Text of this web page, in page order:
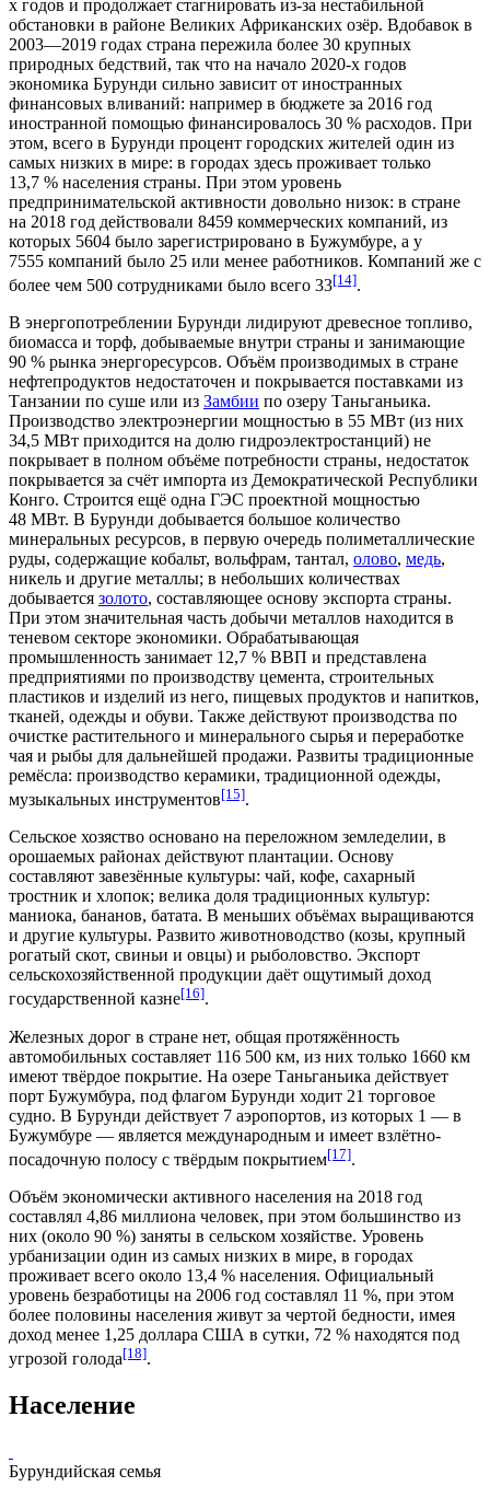
х годов и продолжает стагнировать из-за нестабильной
обстановки в районе Великих Африканских озёр. Вдобавок в
2003—2019 годах страна пережила более 30 крупных
природных бедствий, так что на начало 2020-х годов
экономика Бурунди сильно зависит от иностранных
финансовых вливаний: например в бюджете за 2016 год
иностранной помощью финансировалось 30 % расходов. При
этом, всего в Бурунди процент городских жителей один из
самых низких в мире: в городах здесь проживает только
13,7 % населения страны. При этом уровень
предпринимательской активности довольно низок: в стране
на 2018 год действовали 8459 коммерческих компаний, из
которых 5604 было зарегистрировано в Бужумбуре, а у
7555 компаний было 25 или менее работников. Компаний же с
более чем 500 сотрудниками было всего 33[14].
В энергопотреблении Бурунди лидируют древесное топливо,
биомасса и торф, добываемые внутри страны и занимающие
90 % рынка энергоресурсов. Объём производимых в стране
нефтепродуктов недостаточен и покрывается поставками из
Танзании по суше или из Замбии по озеру Таньганьика.
Производство электроэнергии мощностью в 55 МВт (из них
34,5 МВт приходится на долю гидроэлектростанций) не
покрывает в полном объёме потребности страны, недостаток
покрывается за счёт импорта из Демократической Республики
Конго. Строится ещё одна ГЭС проектной мощностью
48 МВт. В Бурунди добывается большое количество
минеральных ресурсов, в первую очередь полиметаллические
руды, содержащие кобальт, вольфрам, тантал, олово, медь,
никель и другие металлы; в небольших количествах
добывается золото, составляющее основу экспорта страны.
При этом значительная часть добычи металлов находится в
теневом секторе экономики. Обрабатывающая
промышленность занимает 12,7 % ВВП и представлена
предприятиями по производству цемента, строительных
пластиков и изделий из него, пищевых продуктов и напитков,
тканей, одежды и обуви. Также действуют производства по
очистке растительного и минерального сырья и переработке
чая и рыбы для дальнейшей продажи. Развиты традиционные
ремёсла: производство керамики, традиционной одежды,
музыкальных инструментов[15].
Сельское хозяство основано на переложном земледелии, в
орошаемых районах действуют плантации. Основу
составляют завезённые культуры: чай, кофе, сахарный
тростник и хлопок; велика доля традиционных культур:
маниока, бананов, батата. В меньших объёмах выращиваются
и другие культуры. Развито животноводство (козы, крупный
рогатый скот, свиньи и овцы) и рыболовство. Экспорт
сельскохозяйственной продукции даёт ощутимый доход
государственной казне[16].
Железных дорог в стране нет, общая протяжённость
автомобильных составляет 116 500 км, из них только 1660 км
имеют твёрдое покрытие. На озере Таньганьика действует
порт Бужумбура, под флагом Бурунди ходит 21 торговое
судно. В Бурунди действует 7 аэропортов, из которых 1 — в
Бужумбуре — является международным и имеет взлётно-
посадочную полосу с твёрдым покрытием[17].
Объём экономически активного населения на 2018 год
составлял 4,86 миллиона человек, при этом большинство из
них (около 90 %) заняты в сельском хозяйстве. Уровень
урбанизации один из самых низких в мире, в городах
проживает всего около 13,4 % населения. Официальный
уровень безработицы на 2006 год составлял 11 %, при этом
более половины населения живут за чертой бедности, имея
доход менее 1,25 доллара США в сутки, 72 % находятся под
угрозой голода[18].
Население
Бурундийская семья